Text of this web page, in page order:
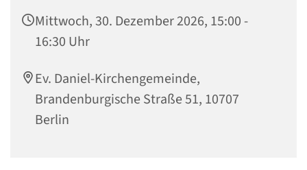
Mittwoch, 30. Dezember 2026, 15:00 -
16:30 Uhr
Ev. Daniel-Kirchengemeinde,
Brandenburgische Straße 51, 10707
Berlin